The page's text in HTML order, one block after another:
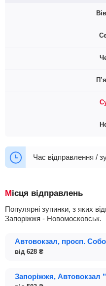
Час відправлення /
Місця відправлень
Популярні зупинки, з яких відправляються маршрутки
Запоріжжя - Новомосковськ.
Автовокзал, просп.
від 628 ₴